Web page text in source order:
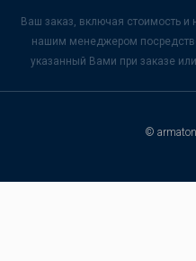
Ваш заказ, включая стоимость и
нашим менеджером
указанный Вами при заказе
©